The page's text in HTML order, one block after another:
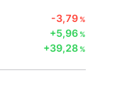
-3,79%
+5,96%
+39,28%